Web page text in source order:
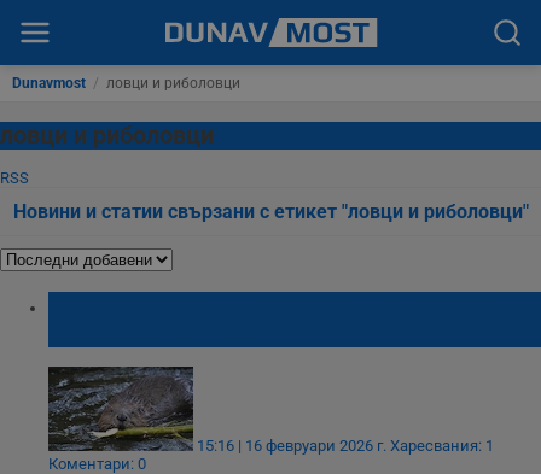
Dunavmost / ловци и риболовци
ловци и риболовци
RSS
Новини и статии свързани с етикет "ловци и риболовци"
15:16 | 16 февруари 2026 г. Харесвания: 1
Коментари: 0